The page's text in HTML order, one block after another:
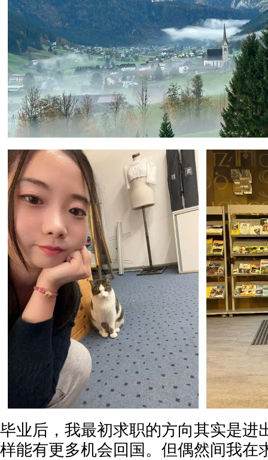
毕业后，我最初求职的方向其实是进
样能有更多机会回国。但偶然间我在